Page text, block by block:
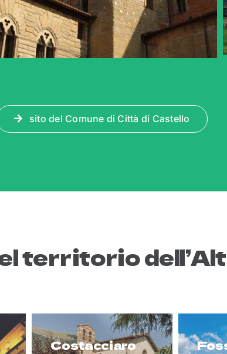
sito del Comune di Città di Castello
territorio
Costacciaro